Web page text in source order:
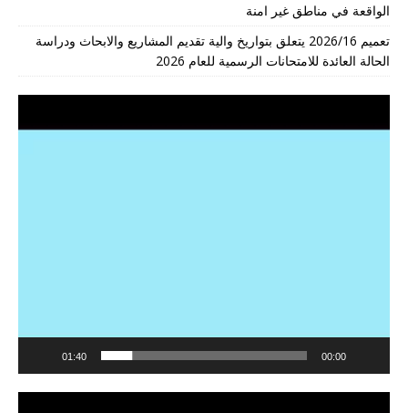
الواقعة في مناطق غير امنة
تعميم 2026/16 يتعلق بتواريخ والية تقديم المشاريع والابحاث ودراسة
الحالة العائدة للامتحانات الرسمية للعام 2026
00:00
01:40